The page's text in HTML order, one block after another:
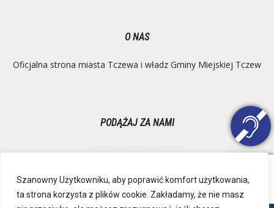
Szanowny Użytkowniku, aby poprawić komfort użytkowania,
ta strona korzysta z plików cookie. Zakładamy, że nie masz
O NAS
Oficjalna strona miasta Tczewa i władz Gminy Miejskiej Tczew
PODĄŻAJ ZA NAMI
Ochrona danych osobowych Inspektor Danych Osobowych